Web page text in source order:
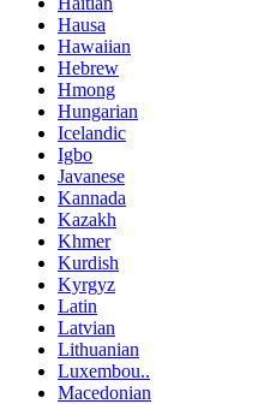
Hausa
Hawaiian
Hebrew
Hmong
Hungarian
Icelandic
Igbo
Javanese
Kannada
Kazakh
Khmer
Kurdish
Kyrgyz
Latin
Latvian
Lithuanian
Luxembou..
Macedonian